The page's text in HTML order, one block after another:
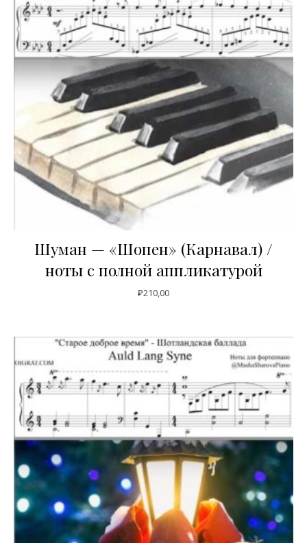
Шуман — «Шопен» (Карнавал) /
ноты с полной аппликатурой
₽210,00